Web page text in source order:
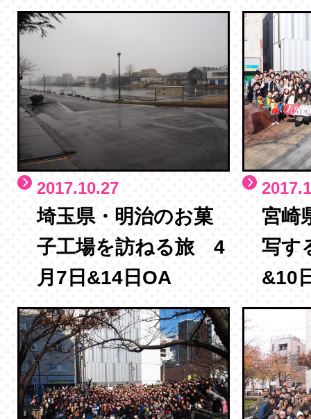
2017.10.27
埼玉県・明治のお菓
子工場を訪ねる旅 4
月7日&14日OA
宮崎
写す
&10